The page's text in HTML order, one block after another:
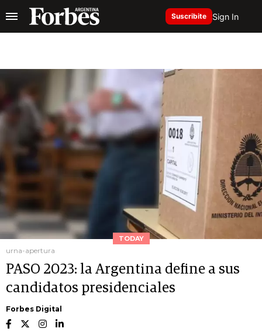
Suscribite Sign In
TODAY
urna-apertura
PASO 2023: la Argentina define a sus
candidatos presidenciales
Forbes Digital